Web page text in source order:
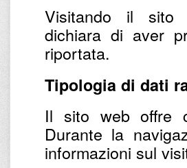
Visitando il sito
dichiara di aver
riportata.
Tipologia di dati
Il sito web offre
Durante la
informazioni sul